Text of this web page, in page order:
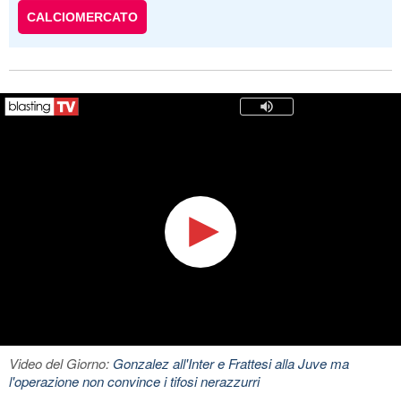
CALCIOMERCATO
Video del Giorno: Gonzalez all'Inter e Frattesi alla Juve ma
l'operazione non convince i tifosi nerazzurri